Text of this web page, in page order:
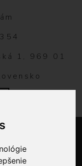
1, 969 01